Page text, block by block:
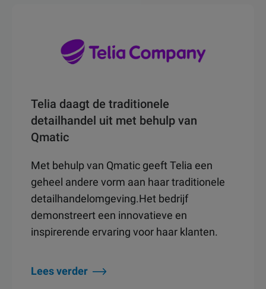
Telia daagt de traditionele
detailhandel uit met behulp van
Qmatic
Met behulp van Qmatic geeft Telia een
geheel andere vorm aan haar traditionele
detailhandelomgeving.Het bedrijf
demonstreert een innovatieve en
inspirerende ervaring voor haar klanten.
Lees verder